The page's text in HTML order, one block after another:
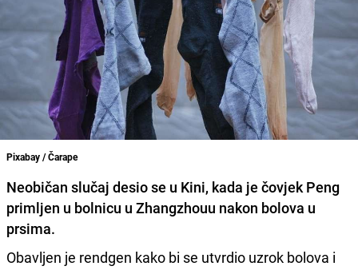
Pixabay / Čarape
Neobičan slučaj desio se u Kini, kada je čovjek Peng
primljen u bolnicu u Zhangzhouu nakon bolova u
prsima.
Obavljen je rendgen kako bi se utvrdio uzrok bolova i